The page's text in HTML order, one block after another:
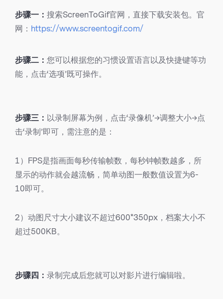
步骤一： 搜索ScreenToGif官网，直接下载安装包。官
网： https://www.screentogif.com/
步骤二： 您可以根据您的习惯设置语言以及快捷键等功
能，点击‘选项’既可操作。
步骤三： 以录制屏幕为例，点击‘录像机’→调整大小→点
击‘录制’即可，需注意的是：
1）FPS是指画面每秒传输帧数，每秒钟帧数越多，所
显示的动作就会越流畅，简单动图一般数值设置为6-
10即可。
2）动图尺寸大小建议不超过600*350px，档案大小不
超过500KB。
步骤四： 录制完成后您就可以对影片进行编辑啦。